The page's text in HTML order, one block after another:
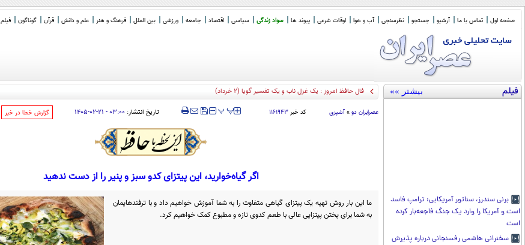
صفحه اول تماس با ما آرشیو جستجو نظرسنجی آب و هوا اوقات شرعی پیوند ها سواد زندگی سیاسی اقتصاد جامعه ورزشی بین الملل فرهنگ و هنر علم و دانش قرآن گوناگون فیلم
فیلم بیشتر »»
برنی سندرز، سناتور آمریکایی: ترامپ فاسد
است و آمریکا را وارد یک جنگ فاجعه‌بار کرده
است
سخنرانی هاشمی رفسنجانی درباره پذیرش
فال حافظ ا_
عصرايران دو »آشپزی کد خبر ۱۱۶۱۹۴۳ ‍‍‍ پپ تاریخ انتشار: ۰۳:۰۰ - ۲۱-۰۲-۱۴۰۵ ‌گزارش خطا در خبر
اگر گیاه‌خوارید، این پیتزای کدو سبز و پنیر را از دست ندهید
ما این بار روش تهیه یک پیتزای گیاهی متفاوت را به شما آموزش خواهیم داد و با ترفندهایمان
به شما برای پختن پیتزایی عالی با طعم کدوی تازه و مطبوع کمک خواهیم کرد.